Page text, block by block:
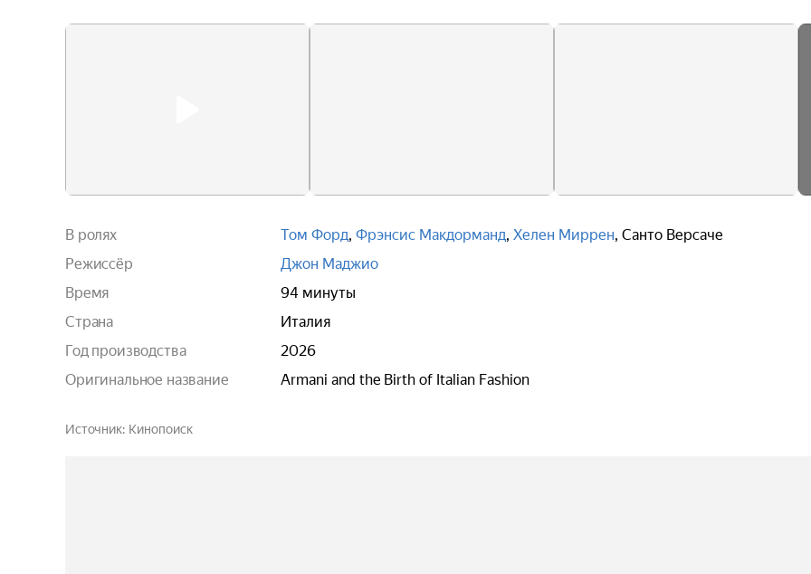
В ролях Том Форд, Фрэнсис Макдорманд, Хелен Миррен, Санто Версаче
Режиссёр
Джон Маджио
Время
94 минуты
Страна
Италия
Год производства
2026
Оригинальное название
Armani and the Birth of Italian Fashion
Источник Кинопоиск